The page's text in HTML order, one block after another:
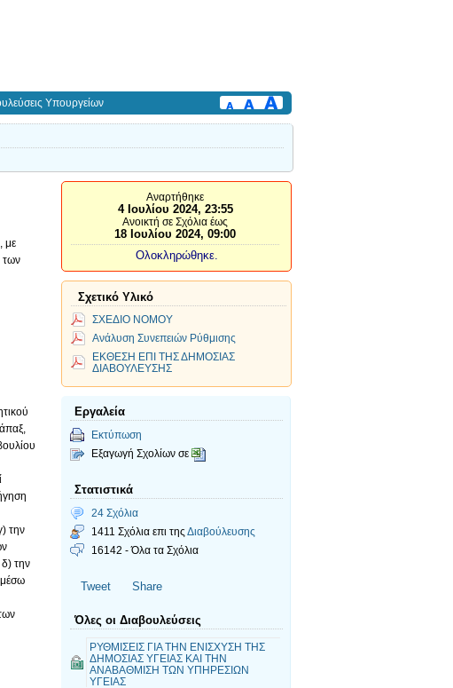
Υπουργείων
με
των
την
την
μέσω
Αναρτήθηκε
4 Ιουλίου 2024, 23:55
Ανοικτή σε Σχόλια έως
18 Ιουλίου 2024, 09:00
Ολοκληρώθηκε.
Σχετικό Υλικό
ΣΧΕΔΙΟ ΝΟΜΟΥ
Ανάλυση Συνεπειών Ρύθμισης
ΕΚΘΕΣΗ ΕΠΙ ΤΗΣ ΔΗΜΟΣΙΑΣ
ΔΙΑΒΟΥΛΕΥΣΗΣ
Εργαλεία
Εκτύπωση
Εξαγωγή Σχολίων σε
Στατιστικά
24 Σχόλια
1411 Σχόλια επι της Διαβούλευσης
16142 - Όλα τα Σχόλια
Tweet Share
Όλες οι Διαβουλεύσεις
ΡΥΘΜΙΣΕΙΣ ΓΙΑ ΤΗΝ ΕΝΙΣΧΥΣΗ ΤΗΣ
ΔΗΜΟΣΙΑΣ ΥΓΕΙΑΣ ΚΑΙ ΤΗΝ
ΑΝΑΒΑΘΜΙΣΗ ΤΩΝ ΥΠΗΡΕΣΙΩΝ
ΥΓΕΙΑΣ